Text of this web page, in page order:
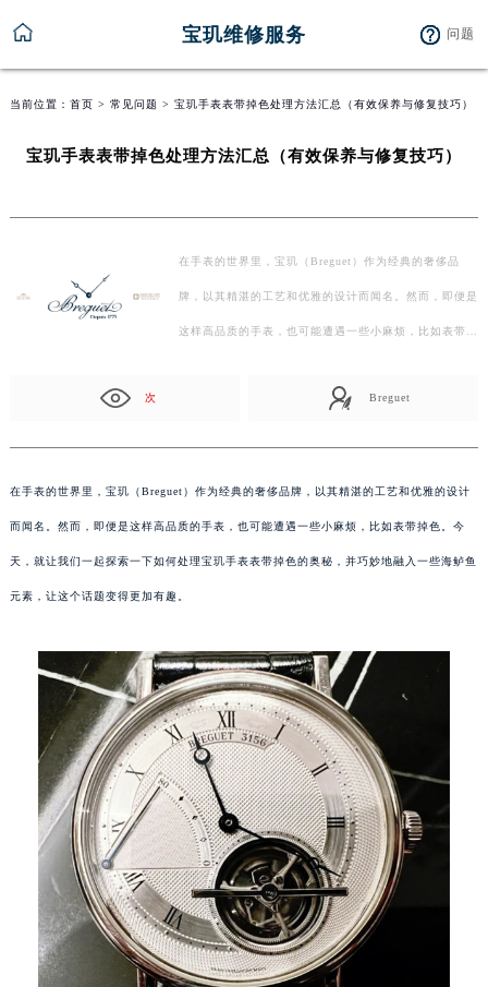
宝玑维修服务 问题
当前位置： 首页 > 常见问题 > 宝玑手表表带掉色处理方法汇总（有效保养与修复技巧）
宝玑手表表带掉色处理方法汇总（有效保养与修复技巧）
在手表的世界里，宝玑（Breguet）作为经典的奢侈品
牌，以其精湛的工艺和优雅的设计而闻名。然而，即便是
这样高品质的手表，也可能遭遇一些小麻烦，比如表带掉
次 Breguet
在手表的世界里，宝玑（Breguet）作为经典的奢侈品牌，以其精湛的工艺和优雅的设计
而闻名。然而，即便是这样高品质的手表，也可能遭遇一些小麻烦，比如表带掉色。今
天，就让我们一起探索一下如何处理宝玑手表表带掉色的奥秘，并巧妙地融入一些海鲈鱼
元素，让这个话题变得更加有趣。